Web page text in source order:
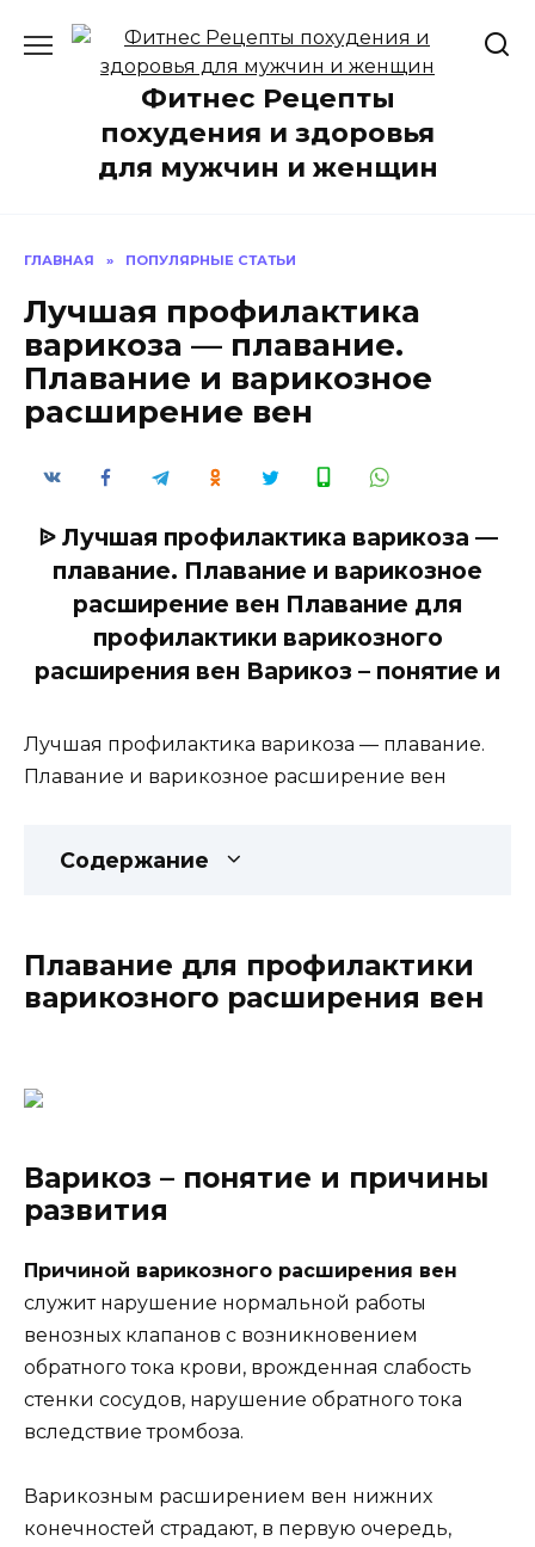
содержанию
Фитнес Рецепты
похудения и здоровья
для мужчин и женщин
ГЛАВНАЯ » ПОПУЛЯРНЫЕ СТАТЬИ
Лучшая профилактика
варикоза — плавание.
Плавание и варикозное
расширение вен
ᐉ Лучшая профилактика варикоза —
плавание. Плавание и варикозное
расширение вен Плавание для
профилактики варикозного
расширения вен Варикоз – понятие и
Лучшая профилактика варикоза — плавание.
Плавание и варикозное расширение вен
Содержание
Плавание для профилактики
варикозного расширения вен
Варикоз – понятие и причины
развития
Причиной варикозного расширения вен
служит нарушение нормальной работы
венозных клапанов с возникновением
обратного тока крови, врожденная слабость
стенки сосудов, нарушение обратного тока
вследствие тромбоза.
Варикозным расширением вен нижних
конечностей страдают, в первую очередь,